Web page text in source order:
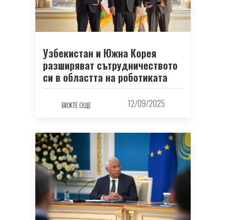
Узбекистан и Южна Корея
разширяват сътрудничеството
си в областта на роботиката
ВИЖТЕ ОЩЕ 12/09/2025